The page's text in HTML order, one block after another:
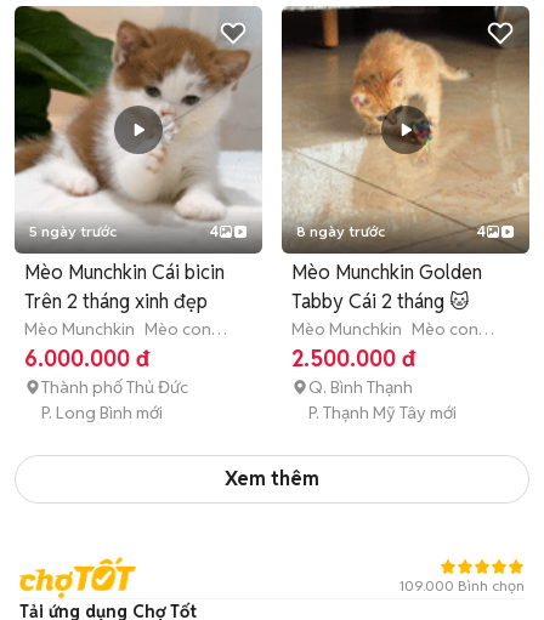
5 ngày trước 4
Mèo Munchkin Cái bicin
Trên 2 tháng xinh đẹp
Mèo Munchkin Mèo con
(dưới 3 tháng tuổi)
6.000.000 đ
Thành phố Thủ Đức
P. Long Bình mới
8 ngày trước 4
Mèo Munchkin Golden
Tabby Cái 2 tháng 🐱
Mèo Munchkin Mèo con
(dưới 3 tháng tuổi)
2.500.000 đ
Q. Bình Thạnh
P. Thạnh Mỹ Tây mới
Xem thêm
109.000 Bình chọn
Tải ứng dụng Chợ Tốt